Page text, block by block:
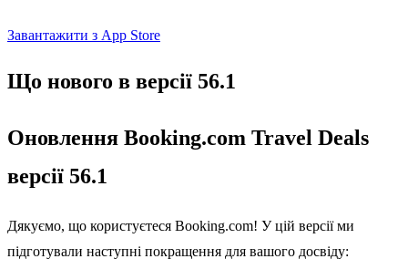
Завантажити з App Store
Що нового в версії 56.1
Оновлення Booking.com Travel Deals
версії 56.1
Дякуємо, що користуєтеся Booking.com! У цій версії ми
підготували наступні покращення для вашого досвіду: